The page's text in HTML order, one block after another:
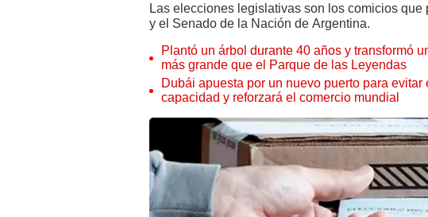
Las elecciones legislativas son los comicios
y el Senado de la Nación de Argentina.
Plantó un árbol durante 40 años y transformó
más grande que el Parque de las Leyendas
Dubái apuesta por un nuevo puerto para
capacidad y reforzará el comercio mundial